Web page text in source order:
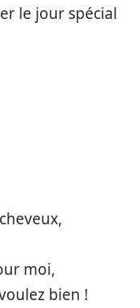
le jour spécial
moi,
bien !